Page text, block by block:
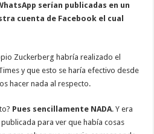
serían publicadas en un
cuenta de Facebook el cual
Zuckerberg habría realizado el
y que esto se haría efectivo desde
hacer nada al respecto.
Pues sencillamente NADA. Y era
para ver que había cosas